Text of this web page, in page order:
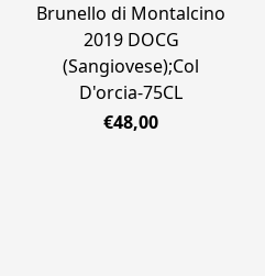
Brunello di Montalcino
2019 DOCG
(Sangiovese);Col
D'orcia-75CL
€48,00